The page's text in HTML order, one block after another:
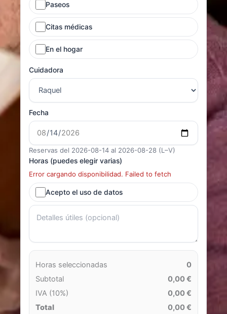
Paseos
Citas médicas
En el hogar
Cuidadora
Fecha
Reservas del 2026-08-14 al 2026-08-28 (L–V)
Horas (puedes elegir varias)
Error cargando disponibilidad. Failed to fetch
Acepto el uso de datos
Horas seleccionadas
0
Subtotal
0,00 €
IVA (10%)
0,00 €
Total
0,00 €